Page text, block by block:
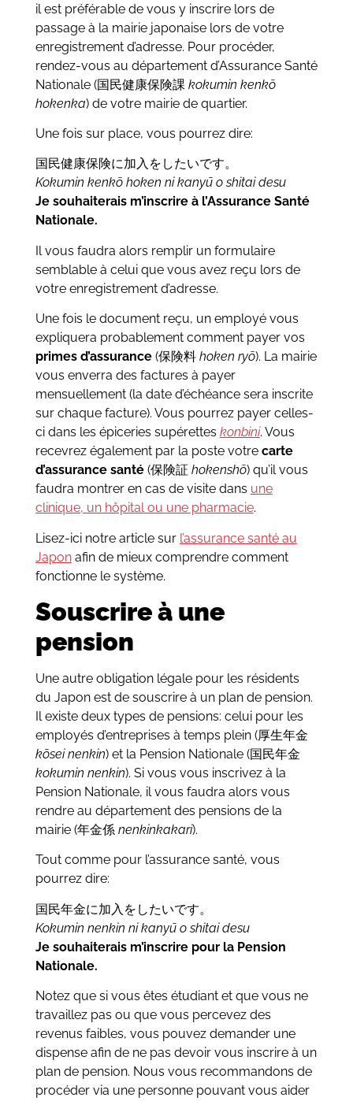
il est préférable de vous y inscrire lors de
passage à la mairie japonaise lors de votre
enregistrement d’adresse. Pour procéder,
rendez-vous au département d’Assurance Santé
Nationale (国民健康保険課 kokumin kenkō
hokenka) de votre mairie de quartier.
Une fois sur place, vous pourrez dire:
国民健康保険に加入をしたいです。
Kokumin kenkō hoken ni kanyū o shitai desu
Je souhaiterais m’inscrire à l’Assurance Santé
Nationale.
Il vous faudra alors remplir un formulaire
semblable à celui que vous avez reçu lors de
votre enregistrement d’adresse.
Une fois le document reçu, un employé vous
expliquera probablement comment payer vos
primes d’assurance(保険料 hoken ryō). La mairie
vous enverra des factures à payer
mensuellement (la date d’échéance sera inscrite
sur chaque facture). Vous pourrez payer celles-
ci dans les épiceries supérettes konbini. Vous
recevrez également par la poste votre carte
d’assurance santé(保険証 hokenshō) qu’il vous
faudra montrer en cas de visite dans une
clinique, un hôpital ou une pharmacie.
Lisez-ici notre article sur l’assurance santé au
Japonafin de mieux comprendre comment
fonctionne le système.
Souscrire à une
pension
Une autre obligation légale pour les résidents
du Japon est de souscrire à un plan de pension.
Il existe deux types de pensions: celui pour les
employés d’entreprises à temps plein (厚生年金
kōsei nenkin) et la Pension Nationale (国民年金
kokumin nenkin). Si vous vous inscrivez à la
Pension Nationale, il vous faudra alors vous
rendre au département des pensions de la
mairie (年金係 nenkinkakari).
Tout comme pour l’assurance santé, vous
pourrez dire:
国民年金に加入をしたいです。
Kokumin nenkin ni kanyū o shitai desu
Je souhaiterais m’inscrire pour la Pension
Nationale.
Notez que si vous êtes étudiant et que vous ne
travaillez pas ou que vous percevez des
revenus faibles, vous pouvez demander une
dispense afin de ne pas devoir vous inscrire à un
plan de pension. Nous vous recommandons de
procéder via une personne pouvant vous aider